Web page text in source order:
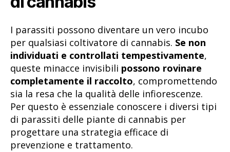
I parassiti possono diventare un vero incubo
per qualsiasi coltivatore di cannabis. Se non
individuati e controllati tempestivamente,
queste minacce invisibili possono rovinare
completamente il raccolto, compromettendo
sia la resa che la qualità delle infiorescenze.
Per questo è essenziale conoscere i diversi tipi
di parassiti delle piante di cannabis per
progettare una strategia efficace di
prevenzione e trattamento.